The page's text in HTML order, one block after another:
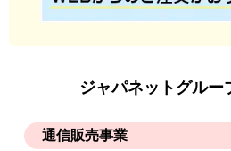
ジャパネットグルー
通信販売事業